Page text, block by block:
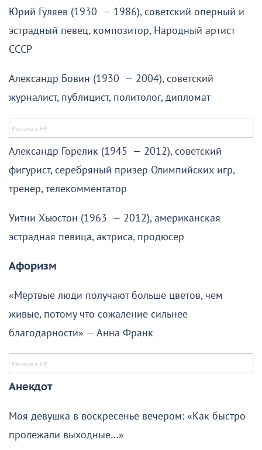
Юрий Гуляев (1930 — 1986), советский оперный и
эстрадный певец, композитор, Народный артист
СССР
Александр Бовин (1930 — 2004), советский
журналист, публицист, политолог, дипломат
Александр Горелик (1945 — 2012), советский
фигурист, серебряный призер Олимпийских игр,
тренер, телекомментатор
Уитни Хьюстон (1963 — 2012), американская
эстрадная певица, актриса, продюсер
Афоризм
«Мёртвые люди получают больше цветов, чем
живые, потому что сожаление сильнее
благодарности» — Анна Франк
Анекдот
Моя девушка в воскресенье вечером: «Как быстро
пролежали выходные…»